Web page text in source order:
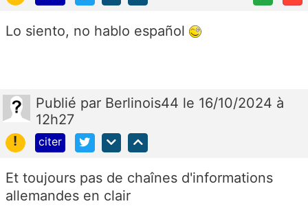
Lo siento, no hablo español
Publié par Berlinois44 le 16/10/2024 à
12h27
!
citer
Et toujours pas de chaînes d'informations
allemandes en clair